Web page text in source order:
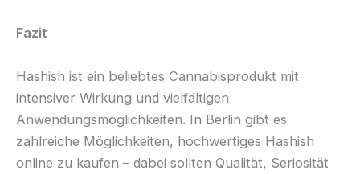
Fazit
Hashish ist ein beliebtes Cannabisprodukt mit
intensiver Wirkung und vielfältigen
Anwendungsmöglichkeiten. In Berlin gibt es
zahlreiche Möglichkeiten, hochwertiges Hashish
online zu kaufen – dabei sollten Qualität, Seriosität